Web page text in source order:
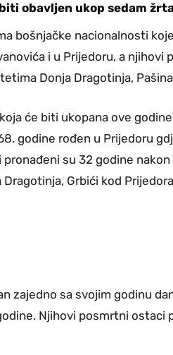
obavljen ukop sedam
bošnjačke nacionalnosti
i u Prijedoru, a
Donja Dragotinja,
će biti ukopana ove
godine rođen u Prijedoru
su 32 godine
Grbići kod
zajedno sa svojim godinu
Njihovi posmrtni